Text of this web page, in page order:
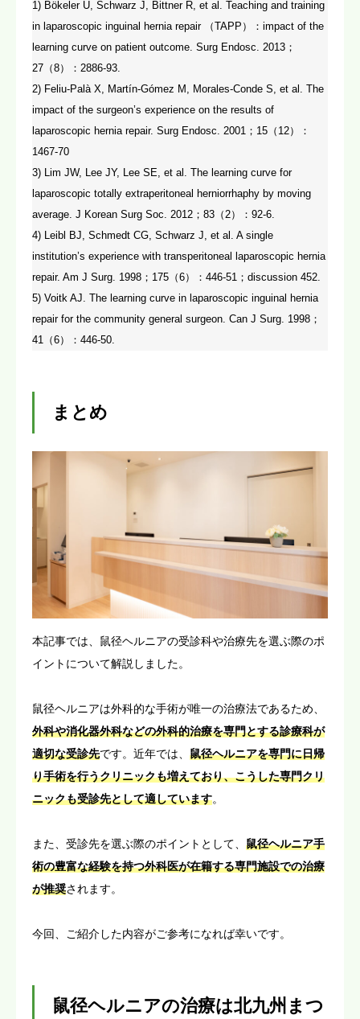
1) Bökeler U, Schwarz J, Bittner R, et al. Teaching and training
in laparoscopic inguinal hernia repair （TAPP）：impact of the
learning curve on patient outcome. Surg Endosc. 2013；
27（8）：2886-93.
2) Feliu-Palà X, Martín-Gómez M, Morales-Conde S, et al. The
impact of the surgeon’s experience on the results of
laparoscopic hernia repair. Surg Endosc. 2001；15（12）：
1467-70
3) Lim JW, Lee JY, Lee SE, et al. The learning curve for
laparoscopic totally extraperitoneal herniorrhaphy by moving
average. J Korean Surg Soc. 2012；83（2）：92-6.
4) Leibl BJ, Schmedt CG, Schwarz J, et al. A single
institution’s experience with transperitoneal laparoscopic hernia
repair. Am J Surg. 1998；175（6）：446-51；discussion 452.
5) Voitk AJ. The learning curve in laparoscopic inguinal hernia
repair for the community general surgeon. Can J Surg. 1998；
41（6）：446-50.
まとめ
本記事では、鼠径ヘルニアの受診科や治療先を選ぶ際のポ
イントについて解説しました。
鼠径ヘルニアは外科的な手術が唯一の治療法であるため、
外科や消化器外科などの外科的治療を専門とする診療科が
適切な受診先です。近年では、 鼠径ヘルニアを専門に日帰
り手術を行うクリニックも増えており、こうした専門クリ
ニックも受診先として適しています。
また、受診先を選ぶ際のポイントとして、 鼠径ヘルニア手
術の豊富な経験を持つ外科医が在籍する専門施設での治療
が推奨されます。
今回、ご紹介した内容がご参考になれば幸いです。
鼠径ヘルニアの治療は北九州まつ